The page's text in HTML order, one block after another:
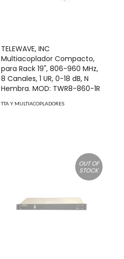
TELEWAVE, INC
Multiacoplador Compacto,
para Rack 19", 806-960 MHz,
8 Canales, 1 UR, 0-18 dB, N
Hembra. MOD: TWR8-860-1R
TTA Y MULTIACOPLADORES
OUT OF
STOCK